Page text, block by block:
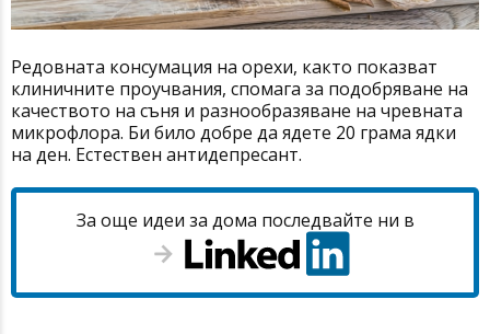
Редовната консумация на орехи, както показват
клиничните проучвания, спомага за подобряване на
качеството на съня и разнообразяване на чревната
микрофлора. Би било добре да ядете 20 грама ядки
на ден. Естествен антидепресант.
За още идеи за дома последвайте ни в